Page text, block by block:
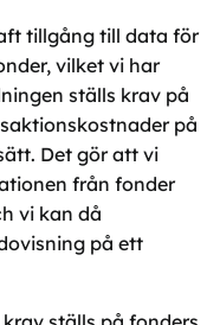
tillgång till data för
vilket vi har
ställs krav på
på
Det gör att vi
från fonder
vi kan då
på ett